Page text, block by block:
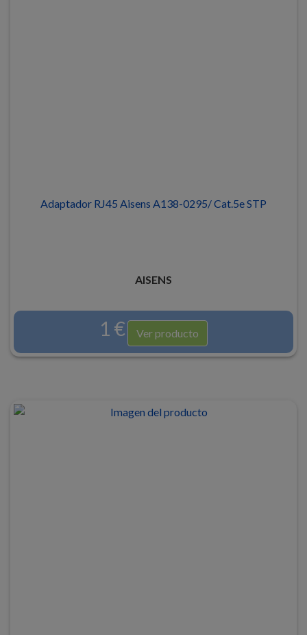
Adaptador RJ45 Aisens A138-0295/ Cat.5e STP
AISENS
1 € Ver producto